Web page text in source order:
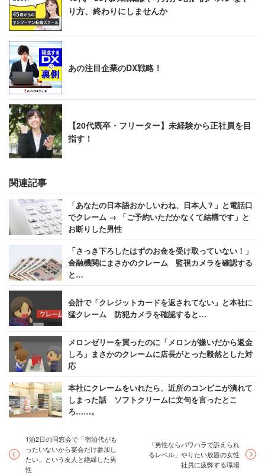
り方、終わりにしませんか
あの注目企業のDX戦略！
【20代既卒・フリーター】未経験から正社員を目
指す！
関連記事
「あなたの日本語おかしいわね、日本人？」と電話口
でクレーム → 「ご予約いただかなくて結構です」と
お断りした男性
「さっき下ろしたはずのお金を受け取っていない！」
金融機関にまさかのクレーム 監視カメラを確認する
と…
会計で「クレジットカードを返されてない」と本社に
猛クレーム 防犯カメラを確認すると…
メロンゼリーを買ったのに「メロンが嫌いだから返金
しろ」まさかのクレームに店長がとった毅然とした対
応
本社にクレームをいれたら、近所のコンビニが潰れて
しまった話 ソフトクリームに文句を言ったとこ
ろ……。
1泊2日の同窓会で「宿泊代がも
ったいないから宴会だけ参加し
たい」という友人と絶縁した男
性
​​「男性ならパワハラで訴えられ
るレベル」やりたい放題の女性
社員に疲弊する職場